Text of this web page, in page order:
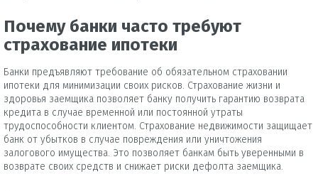
Почему банки часто требуют
страхование ипотеки
Банки предъявляют требование об обязательном страховании
ипотеки для минимизации своих рисков. Страхование жизни и
здоровья заемщика позволяет банку получить гарантию возврата
кредита в случае временной или постоянной утраты
трудоспособности клиентом. Страхование недвижимости защищает
банк от убытков в случае повреждения или уничтожения
залогового имущества. Это позволяет банкам быть уверенными в
возврате своих средств и снижает риски дефолта заемщика.